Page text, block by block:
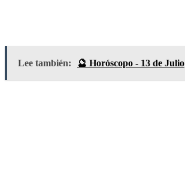
Lee también: 🔮 Horóscopo - 13 de Julio